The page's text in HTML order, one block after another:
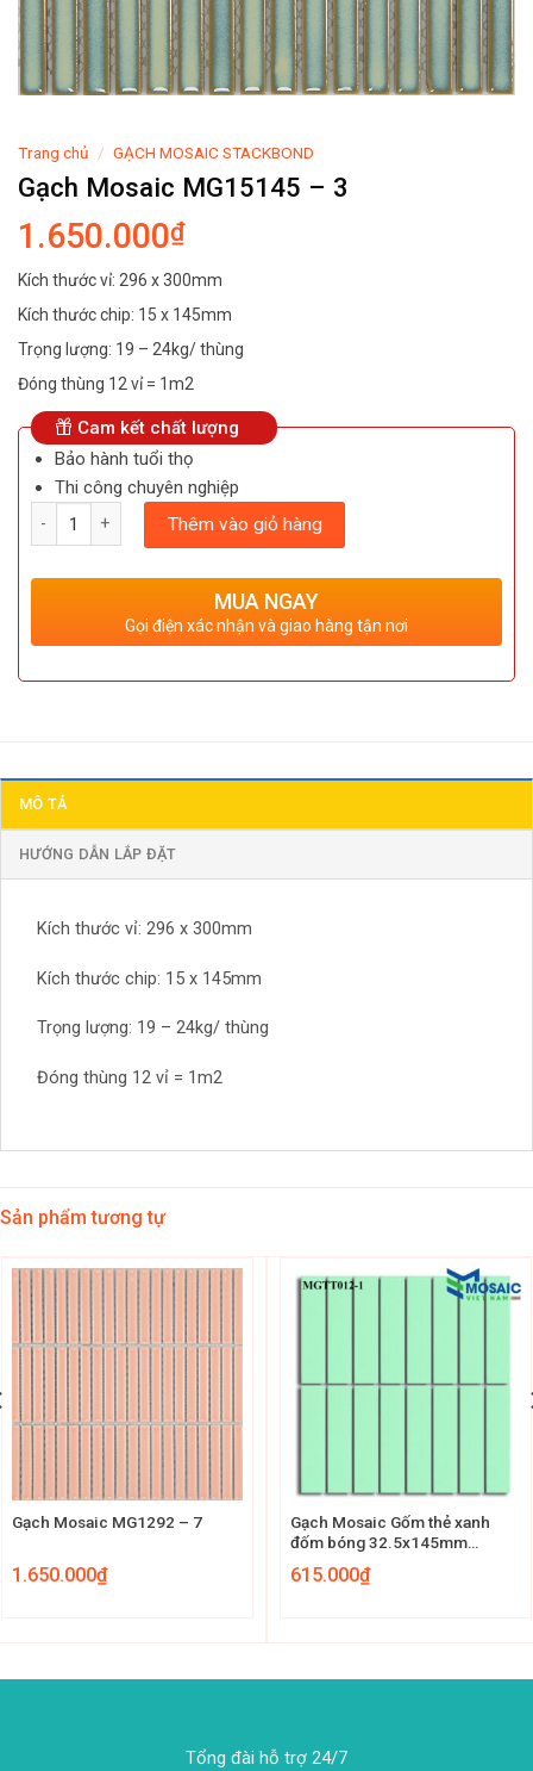
Trang chủ / GẠCH MOSAIC STACKBOND
Gạch Mosaic MG15145 – 3
1.650.000₫
Kích thước vỉ: 296 x 300mm
Kích thước chip: 15 x 145mm
Trọng lượng: 19 – 24kg/ thùng
Đóng thùng 12 vỉ = 1m2
Cam kết chất lượng
Bảo hành tuổi thọ
Thi công chuyên nghiệp
Thêm vào giỏ hàng
MUA NGAY
Gọi điện xác nhận và giao hàng tận nơi
MÔ TẢ
HƯỚNG DẪN LẮP ĐẶT
Kích thước vỉ: 296 x 300mm
Kích thước chip: 15 x 145mm
Trọng lượng: 19 – 24kg/ thùng
Đóng thùng 12 vỉ = 1m2
Sản phẩm tương tự
Gạch Mosaic MG1292 – 7
1.650.000₫
Gạch Mosaic Gốm thẻ xanh
đốm bóng 32.5x145mm
MGTT012-1
615.000₫
Tổng đài hỗ trợ 24/7